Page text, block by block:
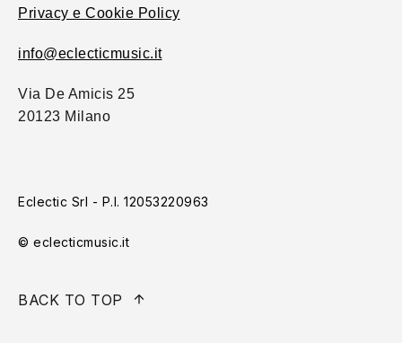
Privacy e Cookie Policy
info@eclecticmusic.it
Via De Amicis 25
20123 Milano
Eclectic Srl - P.I. 12053220963
© eclecticmusic.it
BACK TO TOP